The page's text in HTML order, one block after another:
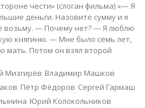
чести» (слоган фильма) «— Я
деньги. Назовите сумму и я
возьму. — Почему нет? — Я люблю
княгиню. — Мне было семь лет,
мать. Потом он взял второй
Мизгирёв Владимир Машков
Пётр Фёдоров Сергей Гармаш
Юрий Колокольников